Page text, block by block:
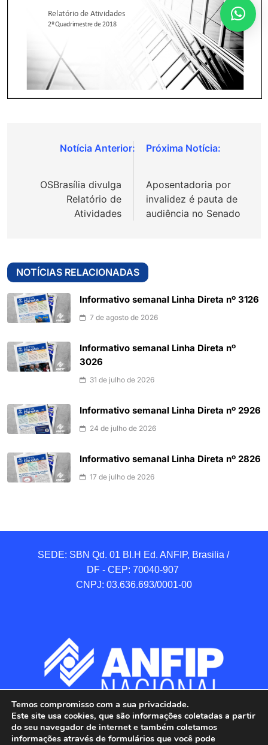
Navegação
Post
OSBrasília divulga
Relatório de
Atividades
Aposentadoria por
invalidez é pauta de
audiência no Senado
NOTÍCIAS RELACIONADAS
Informativo semanal Linha Direta nº 3126
7 de agosto de 2026
Informativo semanal Linha Direta nº
3026
31 de julho de 2026
Informativo semanal Linha Direta nº 2926
24 de julho de 2026
Informativo semanal Linha Direta nº 2826
17 de julho de 2026
SEDE: SBN Qd. 01 BI.H Ed. ANFIP, Brasilia /
DF - CEP: 70040-907
CNPJ: 03.636.693/0001-00
Temos compromisso com a sua privacidade.
Este site usa cookies, que são informações coletadas a partir
do seu navegador de internet e também coletamos
informações através de formulários que você pode